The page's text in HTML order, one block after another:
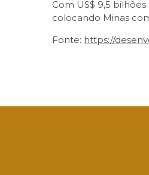
Com US$ 9,5
colocando Minas
Fonte: https://